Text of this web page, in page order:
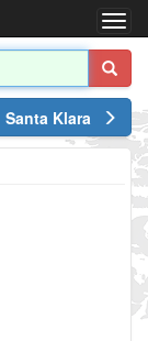
Santa Klara